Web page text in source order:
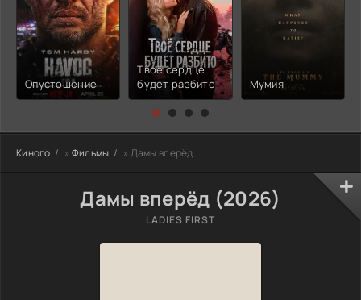
Опустошение
Твоё сердце
будет разбито
Мумия
Киного » Фильмы » Дамы вперёд
Дамы вперёд (2026)
LADIES FIRST